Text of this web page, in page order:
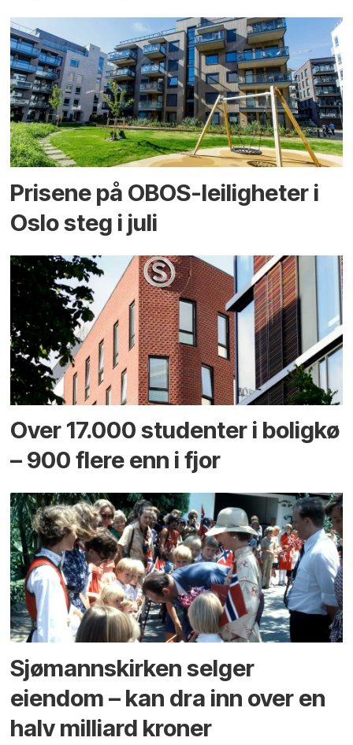
Prisene på OBOS-leiligheter i
Oslo steg i juli
Over 17.000 studenter i boligkø
– 900 flere enn i fjor
Sjømannskirken selger
eiendom – kan dra inn over en
halv milliard kroner